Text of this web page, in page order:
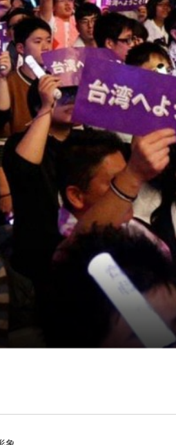
2019. NOGIZAKA46 LIVE